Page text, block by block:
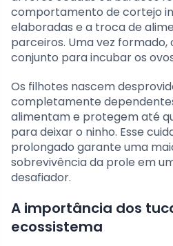
comportamento de cortejo
elaboradas e a troca de
parceiros. Uma vez
conjunto para incubar os
Os filhotes nascem
completamente
alimentam e protegem até
para deixar o ninho. Esse
prolongado garante uma
sobrevivência da prole em
desafiador.
A importância dos
ecossistema